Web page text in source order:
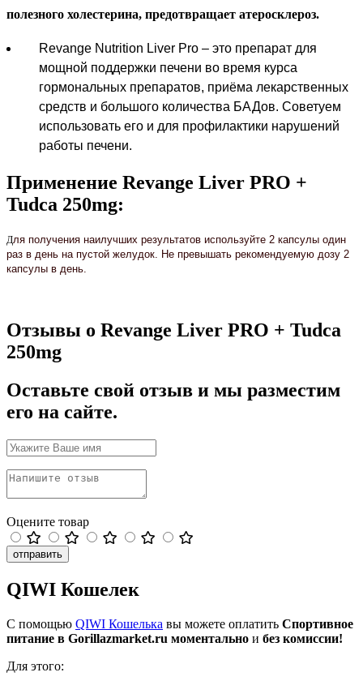
полезного холестерина, предотвращает атеросклероз.
Revange Nutrition Liver Pro – это препарат для
мощной поддержки печени во время курса
гормональных препаратов, приёма лекарственных
средств и большого количества БАДов. Советуем
использовать его и для профилактики нарушений
работы печени.
Применение Revange Liver PRO +
Tudca 250mg:
Для получения наилучших результатов используйте 2 капсулы один
раз в день на пустой желудок. Не превышать рекомендуемую дозу 2
капсулы в день.
Отзывы о Revange Liver PRO + Tudca
250mg
Оставьте свой отзыв и мы разместим
его на сайте.
Оцените товар
отправить
QIWI Кошелек
С помощью QIWI Кошелька вы можете оплатить Спортивное
питание в Gorillazmarket.ru моментально и без комиссии!
Для этого: